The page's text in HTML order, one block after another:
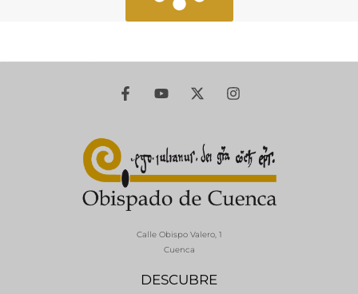
DESCUBRE
Calle Obispo Valero, 1
Cuenca